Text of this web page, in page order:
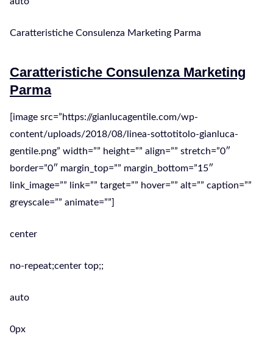
Caratteristiche Consulenza Marketing Parma
Caratteristiche Consulenza Marketing
Parma
[image src=”https://gianlucagentile.com/wp-
content/uploads/2018/08/linea-sottotitolo-gianluca-
gentile.png” width=”” height=”” align=”” stretch=”0″
border=”0″ margin_top=”” margin_bottom=”15″
link_image=”” link=”” target=”” hover=”” alt=”” caption=””
greyscale=”” animate=””]
center
no-repeat;center top;;
auto
0px